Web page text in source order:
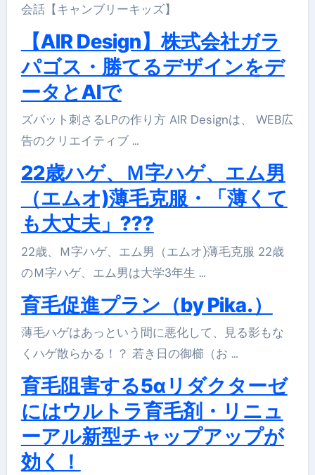
会話【キャンブリーキッズ】
【AIR Design】株式会社ガラ
パゴス・勝てるデザインをデ
ータとAIで
ズバット刺さるLPの作り方 AIR Designは、 WEB広
告のクリエイティブ …
22歳ハゲ、Ｍ字ハゲ、エム男
（エムオ)薄毛克服・「薄くて
も大丈夫」???
22歳、Ｍ字ハゲ、エム男（エムオ)薄毛克服 22歳
のＭ字ハゲ、エム男は大学3年生 …
育毛促進プラン（by Pika.）
薄毛ハゲはあっという間に悪化して、見る影もな
くハゲ散らかる！？ 若き日の御櫛（お …
育毛阻害する5αリダクターゼ
にはウルトラ育毛剤・リニュ
ーアル新型チャップアップが
効く！